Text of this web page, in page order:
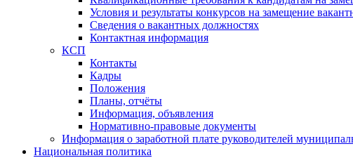
Условия и результаты конкурсов на замещение
Сведения о вакантных должностях
Контактная информация
КСП
Контакты
Кадры
Положения
Планы, отчёты
Информация, объявления
Нормативно-правовые документы
Информация о заработной плате руководителей
Национальная политика